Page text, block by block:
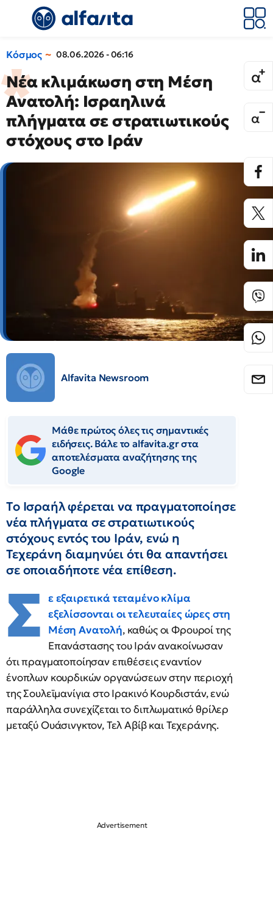
Κόσμος 08.06.2026 - 06:16
Νέα κλιμάκωση στη Μέση
Ανατολή: Ισραηλινά
πλήγματα σε στρατιωτικούς
στόχους στο Ιράν
Alfavita Newsroom
Μάθε πρώτος όλες τις σημαντικές
ειδήσεις. Βάλε το alfavita.gr στα
αποτελέσματα αναζήτησης της
Google
Tο Ισραήλ φέρεται να πραγματοποίησε
νέα πλήγματα σε στρατιωτικούς
στόχους εντός του Ιράν, ενώ η
Τεχεράνη διαμηνύει ότι θα απαντήσει
σε οποιαδήποτε νέα επίθεση.
Σ ε εξαιρετικά τεταμένο κλίμα
εξελίσσονται οι τελευταίες ώρες στη
Μέση Ανατολή, καθώς οι Φρουροί της
Επανάστασης του Ιράν ανακοίνωσαν
ότι πραγματοποίησαν επιθέσεις εναντίον
ένοπλων κουρδικών οργανώσεων στην περιοχή
της Σουλεϊμανίγια στο Ιρακινό Κουρδιστάν, ενώ
παράλληλα συνεχίζεται το διπλωματικό θρίλερ
μεταξύ Ουάσινγκτον, Τελ Αβίβ και Τεχεράνης.